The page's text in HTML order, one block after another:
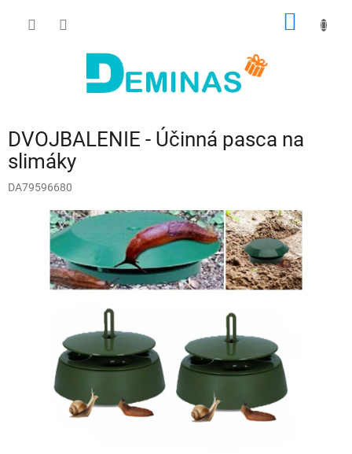
DVOJBALENIE - Účinná pasca na
slimáky
DA79596680